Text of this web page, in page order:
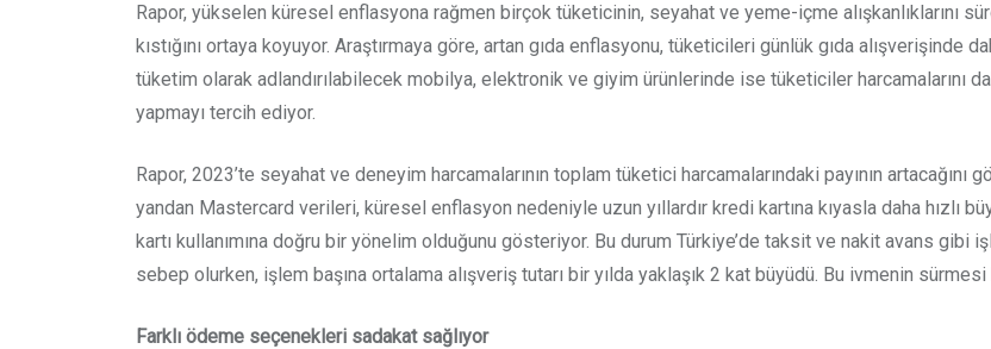
Rapor, yükselen küresel enflasyona rağmen birçok tüketicinin, seyahat ve yeme-içme alışkanlıklarını
kıstığını ortaya koyuyor. Araştırmaya göre, artan gıda enflasyonu, tüketicileri günlük gıda alışverişinde
tüketim olarak adlandırılabilecek mobilya, elektronik ve giyim ürünlerinde ise tüketiciler harcamalarını
yapmayı tercih ediyor.
Rapor, 2023’te seyahat ve deneyim harcamalarının toplam tüketici harcamalarındaki payının
yandan Mastercard verileri, küresel enflasyon nedeniyle uzun yıllardır kredi kartına kıyasla daha hızlı
kartı kullanımına doğru bir yönelim olduğunu gösteriyor. Bu durum Türkiye’de taksit ve nakit avans gibi
sebep olurken, işlem başına ortalama alışveriş tutarı bir yılda yaklaşık 2 kat büyüdü. Bu ivmenin
Farklı ödeme seçenekleri sadakat sağlıyor